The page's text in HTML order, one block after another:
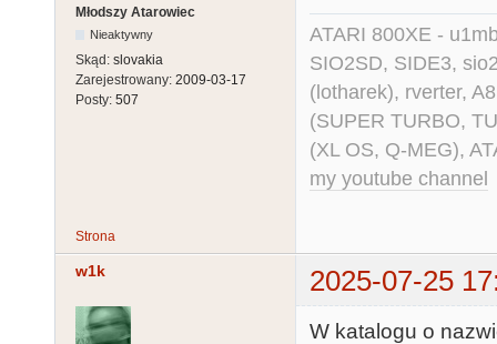
Młodszy Atarowiec
Nieaktywny
Skąd: slovakia
Zarejestrowany: 2009-03-17
Posty: 507
ATARI 800XE -
SIO2SD, SIDE3,
(lotharek), rverter,
(SUPER TURBO,
(XL OS, Q-MEG),
my youtube channel
Strona
w1k 2025-07-25
W katalogu o